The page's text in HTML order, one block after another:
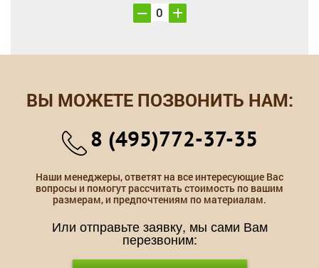
ВЫ МОЖЕТЕ ПОЗВОНИТЬ НАМ:
8 (495)772-37-35
Наши менеджеры, ответят на все интересующие Вас
вопросы и помогут рассчитать стоимость по вашим
размерам, и предпочтениям по материалам.
Или отправьте заявку, мы сами Вам
перезвоним: